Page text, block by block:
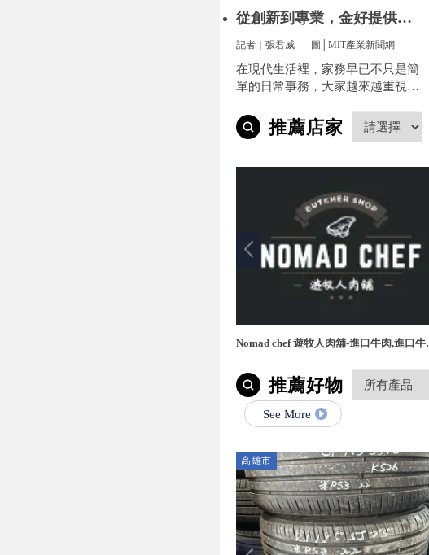
從創新到專業，金好提供全
方位安裝
記者｜張君威 圖│MIT產業新聞網
在現代生活裡，家務早已不只是簡
單的日常事務，大家越來越重視方
小事卻常常讓人煩惱。像是衣服太
多、空間不夠，或是遇到突然變
推薦店家
Nomad chef 遊牧人肉舖-進口牛肉,進口牛
推薦好物
See More
高雄市